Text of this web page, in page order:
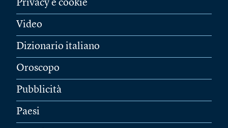
Privacy e cookie
Video
Dizionario italiano
Oroscopo
Pubblicità
Paesi